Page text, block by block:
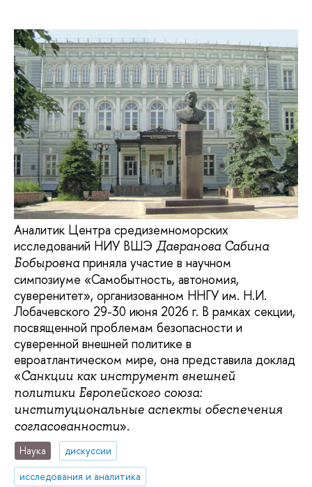
Аналитик Центра средиземноморских
исследований НИУ ВШЭ Давранова Сабина
Бобыровнаприняла участие в научном
симпозиуме «Самобытность, автономия,
суверенитет», организованном ННГУ им. Н.И.
Лобачевского 29-30 июня 2026 г. В рамках секции,
посвященной проблемам безопасности и
суверенной внешней политике в
евроатлантическом мире, она представила доклад
«Санкции как инструмент внешней
политики Европейского союза:
институциональные аспекты обеспечения
согласованности».
Наука
дискуссии
исследования и аналитика